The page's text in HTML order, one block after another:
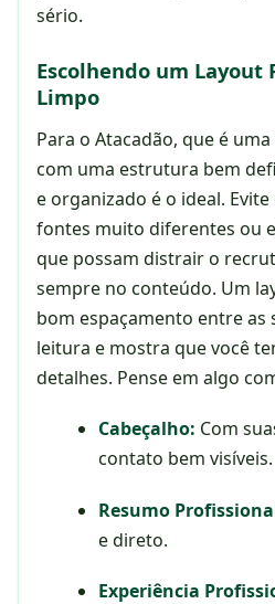
sério.
Escolhendo um Layout
Limpo
Para o Atacadão, que é
com uma estrutura bem
e organizado é o ideal. Evite
fontes muito diferentes ou
que possam distrair o
sempre no conteúdo. Um
bom espaçamento entre as
leitura e mostra que você
detalhes. Pense em algo
Cabeçalho: Com
contato bem visíveis.
Resumo
e direto.
Experiência